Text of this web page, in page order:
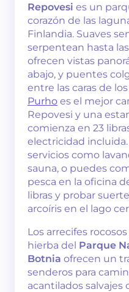
Repovesi es un
corazón de las
Finlandia. Suaves
serpentean hasta
ofrecen vistas
abajo, y puentes
entre las caras de
Purho es el mejor
Repovesi y una
comienza en 23
electricidad
servicios como
sauna, o puedes
pesca en la oficina
libras y probar
arcoíris en el lago
Los arrecifes
hierba del Parque
Botnia ofrecen un
senderos para
acantilados salvajes